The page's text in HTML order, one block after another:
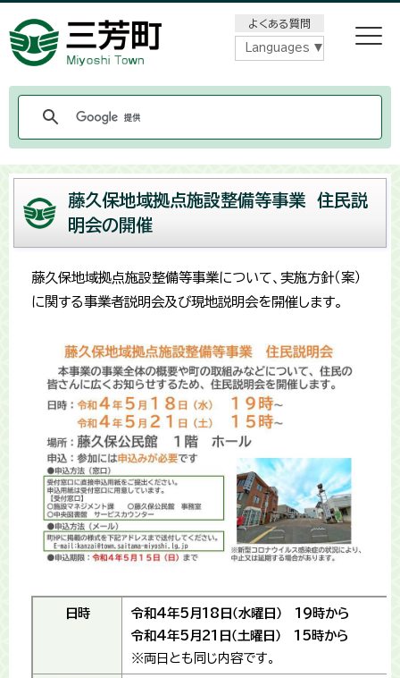
よくある質問
Languages
藤久保地域拠点施設整備等事業 住民説
明会の開催
藤久保地域拠点施設整備等事業について、実施方針（案）
に関する事業者説明会及び現地説明会を開催します。
日時
令和4年5月18日（水曜日） 19時から
令和4年5月21日（土曜日） 15時から
※両日とも同じ内容です。